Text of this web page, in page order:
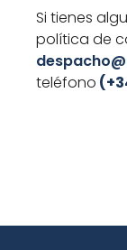
Si tienes
política de
teléfono